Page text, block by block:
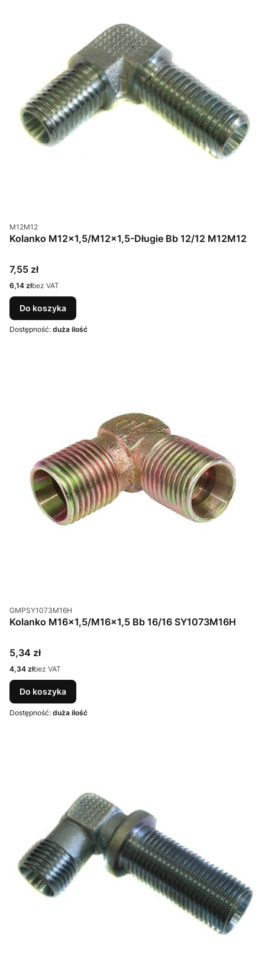
Kod produktu
M12M12
Kolanko M12x1,5/M12x1,5-Długie Bb 12/12 M12M12
Cena
7,55 zł
Cena
6,14 złbez VAT
Do koszyka
Dostępność: duża ilość
Kod produktu
GMPSY1073M16H
Kolanko M16x1,5/M16x1,5 Bb 16/16 SY1073M16H
Cena
5,34 zł
Cena
4,34 złbez VAT
Do koszyka
Dostępność: duża ilość